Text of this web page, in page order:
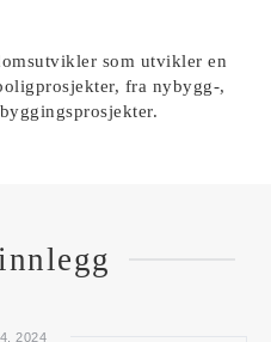
som utvikler en
fra nybygg-,
2024